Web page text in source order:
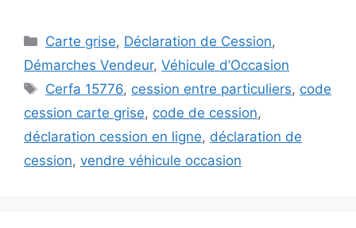
Catégories
Carte grise, Déclaration de Cession,
Démarches Vendeur, Véhicule d’Occasion
Étiquettes
Cerfa 15776, cession entre particuliers, code
cession carte grise, code de cession,
déclaration cession en ligne, déclaration de
cession, vendre véhicule occasion